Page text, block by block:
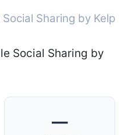
Social Sharing by Kelp
—